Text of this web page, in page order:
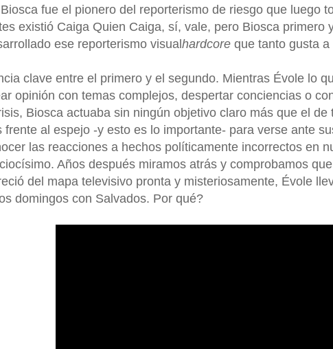
fue el pionero del reporterismo de riesgo que luego
existió Caiga Quien Caiga, sí, vale, pero Biosca primero
ese reporterismo visualhardcore que tanto gusta
clave entre el primero y el segundo. Mientras Évole lo
opinión con temas complejos, despertar conciencias o
Biosca actuaba sin ningún objetivo claro más que el
frente al espejo -y esto es lo importante- para verse ante
las reacciones a hechos políticamente incorrectos en
Años después miramos atrás y comprobamos
del mapa televisivo pronta y misteriosamente, Évole
domingos con Salvados. Por qué?